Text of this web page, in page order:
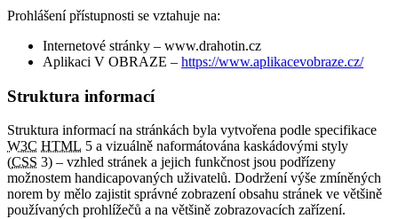
Prohlášení přístupnosti se vztahuje na:
Internetové stránky – www.drahotin.cz
Aplikaci V OBRAZE – https://www.aplikacevobraze.cz/
Struktura informací
Struktura informací na stránkách byla vytvořena podle specifikace
W3C HTML 5 a vizuálně naformátována kaskádovými styly
(CSS 3) – vzhled stránek a jejich funkčnost jsou podřízeny
možnostem handicapovaných uživatelů. Dodržení výše zmíněných
norem by mělo zajistit správné zobrazení obsahu stránek ve většině
používaných prohlížečů a na většině zobrazovacích zařízení.